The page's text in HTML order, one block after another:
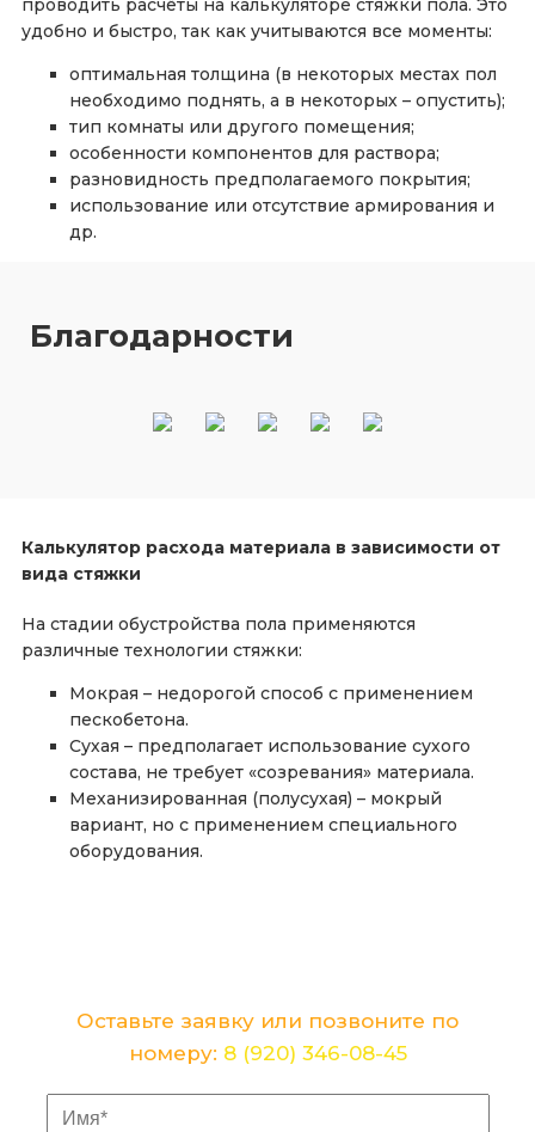
проводить расчёты на калькуляторе стяжки пола. Это
удобно и быстро, так как учитываются все моменты:
оптимальная толщина (в некоторых местах пол
необходимо поднять, а в некоторых – опустить);
тип комнаты или другого помещения;
особенности компонентов для раствора;
разновидность предполагаемого покрытия;
использование или отсутствие армирования и
др.
Благодарности
Калькулятор расхода материала в зависимости от
вида стяжки
На стадии обустройства пола применяются
различные технологии стяжки:
Мокрая – недорогой способ с применением
пескобетона.
Сухая – предполагает использование сухого
состава, не требует «созревания» материала.
Механизированная (полусухая) – мокрый
вариант, но с применением специального
оборудования.
Оставьте заявку или позвоните по
номеру: 8 (920) 346-08-45